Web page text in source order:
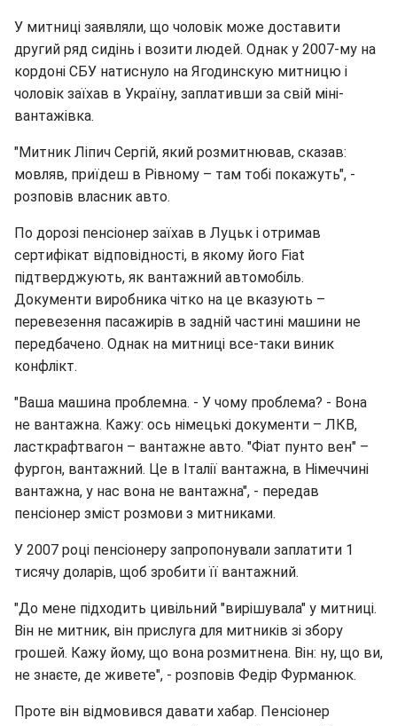
У митниці заявляли, що чоловік може доставити
другий ряд сидінь і возити людей. Однак у 2007-му на
кордоні СБУ натиснуло на Ягодинскую митницю і
чоловік заїхав в Україну, заплативши за свій міні-
вантажівка.
"Митник Ліпич Сергій, який розмитнював, сказав:
мовляв, приїдеш в Рівному – там тобі покажуть", -
розповів власник авто.
По дорозі пенсіонер заїхав в Луцьк і отримав
сертифікат відповідності, в якому його Fiat
підтверджують, як вантажний автомобіль.
Документи виробника чітко на це вказують –
перевезення пасажирів в задній частині машини не
передбачено. Однак на митниці все-таки виник
конфлікт.
"Ваша машина проблемна. - У чому проблема? - Вона
не вантажна. Кажу: ось німецькі документи – ЛКВ,
ласткрафтвагон – вантажне авто. "Фіат пунто вен" –
фургон, вантажний. Це в Італії вантажна, в Німеччині
вантажна, у нас вона не вантажна", - передав
пенсіонер зміст розмови з митниками.
У 2007 році пенсіонеру запропонували заплатити 1
тисячу доларів, щоб зробити її вантажний.
"До мене підходить цивільний "вирішувала" у митниці.
Він не митник, він прислуга для митників зі збору
грошей. Кажу йому, що вона розмитнена. Він: ну, що ви,
не знаєте, де живете", - розповів Федір Фурманюк.
Проте він відмовився давати хабар. Пенсіонер